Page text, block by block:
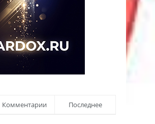
Комментарии Последнее